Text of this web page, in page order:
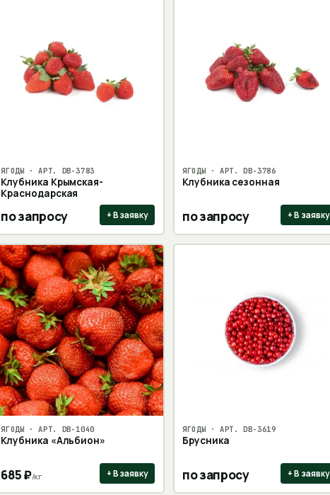
ЯГОДЫ · АРТ. DB-3783
Клубника Крымская-
Краснодарская
по запросу + В заявку
ЯГОДЫ · АРТ.DB-3786
Клубника сезонная
по запросу + В заявку
ЯГОДЫ · АРТ. DB-1040
Клубника «Альбион»
685₽/кг + В заявку
ЯГОДЫ · АРТ.DB-3619
Брусника
по запросу + В заявку